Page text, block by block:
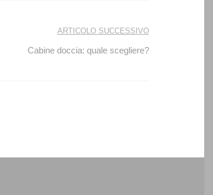
ARTICOLO SUCCESSIVO
Cabine doccia: quale scegliere?